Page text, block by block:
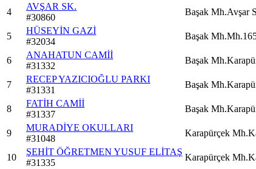
4
AVŞAR SK.
#30860
Başak Mh.Avşar
5
HÜSEYİN GAZİ
#32034
Başak
6
ANAHATUN CAMİİ
#31332
Başak
7
RECEP YAZICIOĞLU PARKI
#31331
Başak
8
FATİH CAMİİ
#31337
Başak
9
MURADİYE OKULLARI
#31048
Karapürçek
10
ŞEHİT ÖĞRETMEN YUSUF ELİTAŞ
#31335
Karapürçek